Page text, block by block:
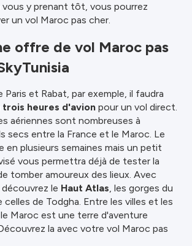
vous y prenant tôt, vous pourrez
un vol Maroc pas cher.
offre de vol Maroc pas
Paris et Rabat, par exemple, il faudra
trois heures d'avion pour un vol direct.
aériennes sont nombreuses à
secs entre la France et le Maroc. Le
en plusieurs semaines mais un petit
vous permettra déjà de tester la
tomber amoureux des lieux. Avec
le Haut Atlas, les gorges du
celles de Todgha. Entre les villes et les
Maroc est une terre d'aventure
la avec votre vol Maroc pas